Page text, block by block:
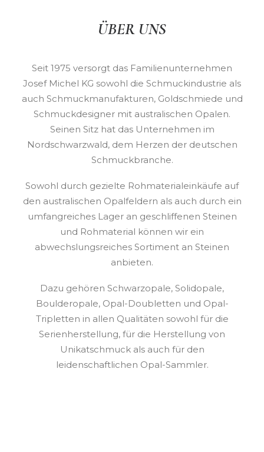
ÜBER UNS
Seit 1975 versorgt das Familienunternehmen
Josef Michel KG sowohl die Schmuckindustrie als
auch Schmuckmanufakturen, Goldschmiede und
Schmuckdesigner mit australischen Opalen.
Seinen Sitz hat das Unternehmen im
Nordschwarzwald, dem Herzen der deutschen
Schmuckbranche.
Sowohl durch gezielte Rohmaterialeinkäufe auf
den australischen Opalfeldern als auch durch ein
umfangreiches Lager an geschliffenen Steinen
und Rohmaterial können wir ein
abwechslungsreiches Sortiment an Steinen
anbieten.
Dazu gehören Schwarzopale, Solidopale,
Boulderopale, Opal-Doubletten und Opal-
Tripletten in allen Qualitäten sowohl für die
Serienherstellung, für die Herstellung von
Unikatschmuck als auch für den
leidenschaftlichen Opal-Sammler.